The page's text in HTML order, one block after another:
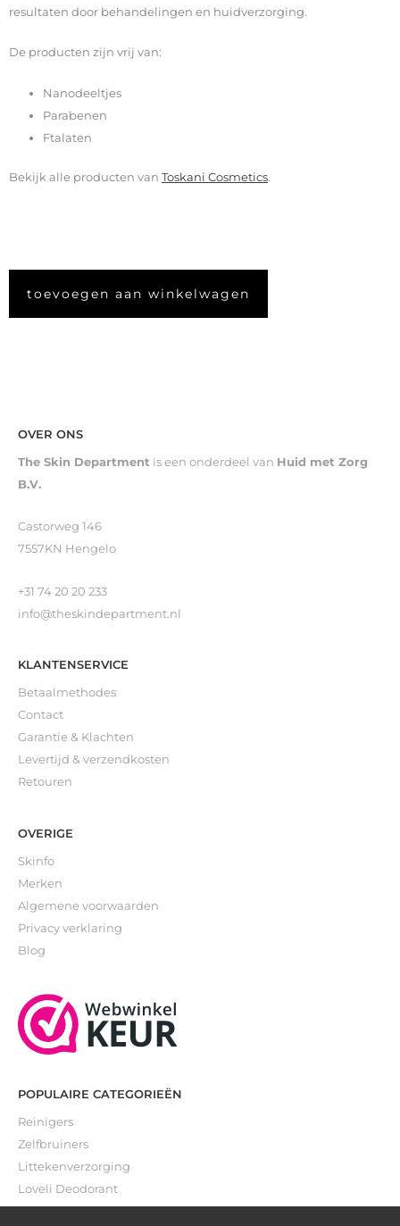
resultaten door behandelingen en huidverzorging.
De producten zijn vrij van:
Nanodeeltjes
Parabenen
Ftalaten
Bekijk alle producten van Toskani Cosmetics.
toevoegen aan winkelwagen
OVER ONS
The Skin Department is een onderdeel van Huid met Zorg
B.V.
Castorweg 146
7557KN Hengelo
+31 74 20 20 233
info@theskindepartment.nl
KLANTENSERVICE
Betaalmethodes
Contact
Garantie & Klachten
Levertijd & verzendkosten
Retouren
OVERIGE
Skinfo
Merken
Algemene voorwaarden
Privacy verklaring
Blog
POPULAIRE CATEGORIEËN
Reinigers
Zelfbruiners
Littekenverzorging
Loveli Deodorant